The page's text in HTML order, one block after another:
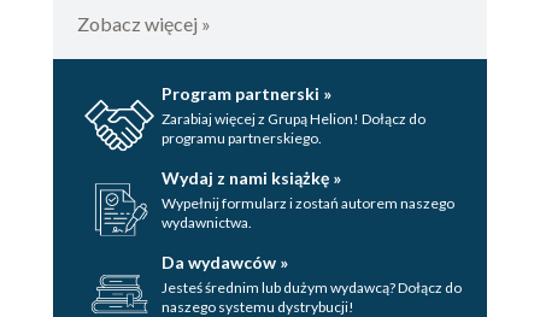
Zobacz więcej »
Program partnerski »
Zarabiaj więcej z Grupą Helion! Dołącz do
programu partnerskiego.
Wydaj z nami książkę »
Wypełnij formularz i zostań autorem naszego
wydawnictwa.
Da wydawców »
Jesteś średnim lub dużym wydawcą? Dołącz do
naszego systemu dystrybucji!